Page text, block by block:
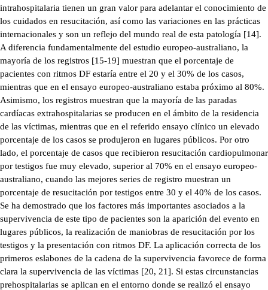
intrahospitalaria tienen un gran valor para adelantar el conocimiento de
los cuidados en resucitación, así como las variaciones en las prácticas
internacionales y son un reflejo del mundo real de esta patología [14].
A diferencia fundamentalmente del estudio europeo-australiano, la
mayoría de los registros [15-19] muestran que el porcentaje de
pacientes con ritmos DF estaría entre el 20 y el 30% de los casos,
mientras que en el ensayo europeo-australiano estaba próximo al 80%.
Asimismo, los registros muestran que la mayoría de las paradas
cardíacas extrahospitalarias se producen en el ámbito de la residencia
de las víctimas, mientras que en el referido ensayo clínico un elevado
porcentaje de los casos se produjeron en lugares públicos. Por otro
lado, el porcentaje de casos que recibieron resucitación cardiopulmonar
por testigos fue muy elevado, superior al 70% en el ensayo europeo-
australiano, cuando las mejores series de registro muestran un
porcentaje de resucitación por testigos entre 30 y el 40% de los casos.
Se ha demostrado que los factores más importantes asociados a la
supervivencia de este tipo de pacientes son la aparición del evento en
lugares públicos, la realización de maniobras de resucitación por los
testigos y la presentación con ritmos DF. La aplicación correcta de los
primeros eslabones de la cadena de la supervivencia favorece de forma
clara la supervivencia de las víctimas [20, 21]. Si estas circunstancias
prehospitalarias se aplican en el entorno donde se realizó el ensayo